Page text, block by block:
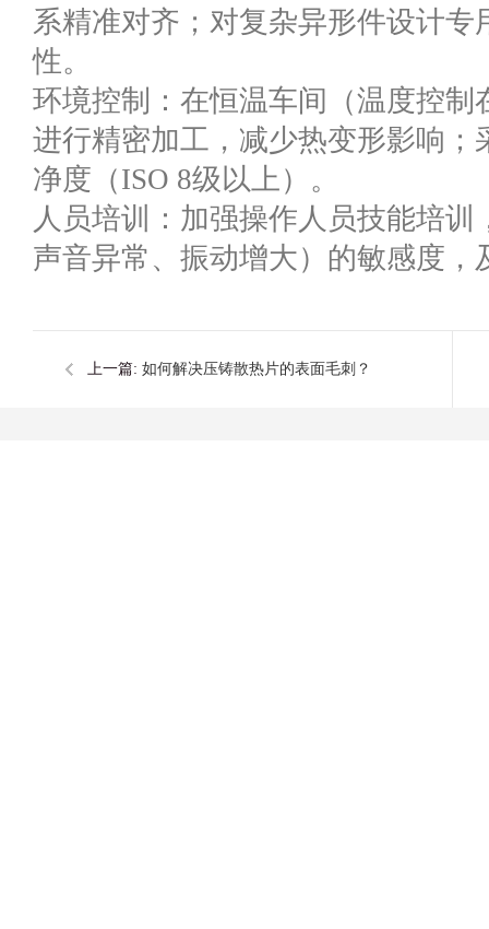
系精准对齐；对复杂异形件设计
性。
环境控制：在恒温车间（温度控制
进行精密加工，减少热变形影响
净度（ISO 8级以上）。
人员培训：加强操作人员技能培
声音异常、振动增大）的敏感度，
上一篇: 如何解决压铸散热片的表面毛刺？